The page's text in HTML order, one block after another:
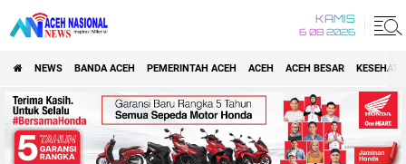
KAMIS
6 08 2026
NEWS BANDA ACEH PEMERINTAH ACEH ACEH ACEH BESAR